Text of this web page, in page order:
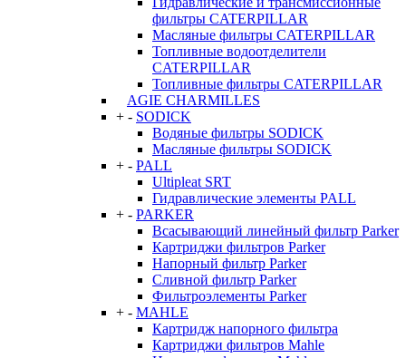
фильтры CATERPILLAR
Масляные фильтры CATERPILLAR
Топливные водоотделители
CATERPILLAR
Топливные фильтры CATERPILLAR
AGIE CHARMILLES
+ - SODICK
Водяные фильтры SODICK
Масляные фильтры SODICK
+ - PALL
Ultipleat SRT
Гидравлические элементы PALL
+ - PARKER
Всасывающий линейный фильтр Parker
Картриджи фильтров Parker
Напорный фильтр Parker
Сливной фильтр Parker
Фильтроэлементы Parker
+ - MAHLE
Картридж напорного фильтра
Картриджи фильтров Mahle